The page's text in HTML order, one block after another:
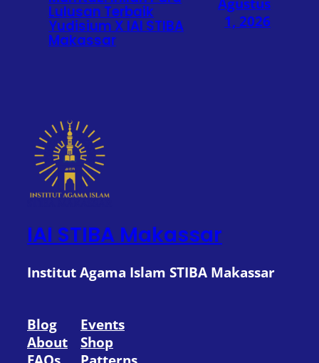
Lulusan Terbaik
Yudisium X IAI STIBA
Makassar
1, 2026
IAI STIBA Makassar
Institut Agama Islam STIBA Makassar
Blog
About
Events
Shop